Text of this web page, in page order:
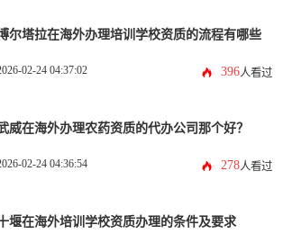
尔塔拉在海外办理培训学校资质的流程有哪些
02-24 04:37:02 396人看过
威在海外办理农药资质的代办公司那个好？
02-24 04:36:54 278人看过
堰在海外培训学校资质办理的条件及要求